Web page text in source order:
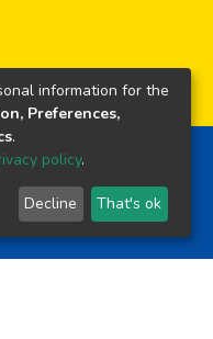
information for the
Preferences,
.
policy.
Decline That's ok